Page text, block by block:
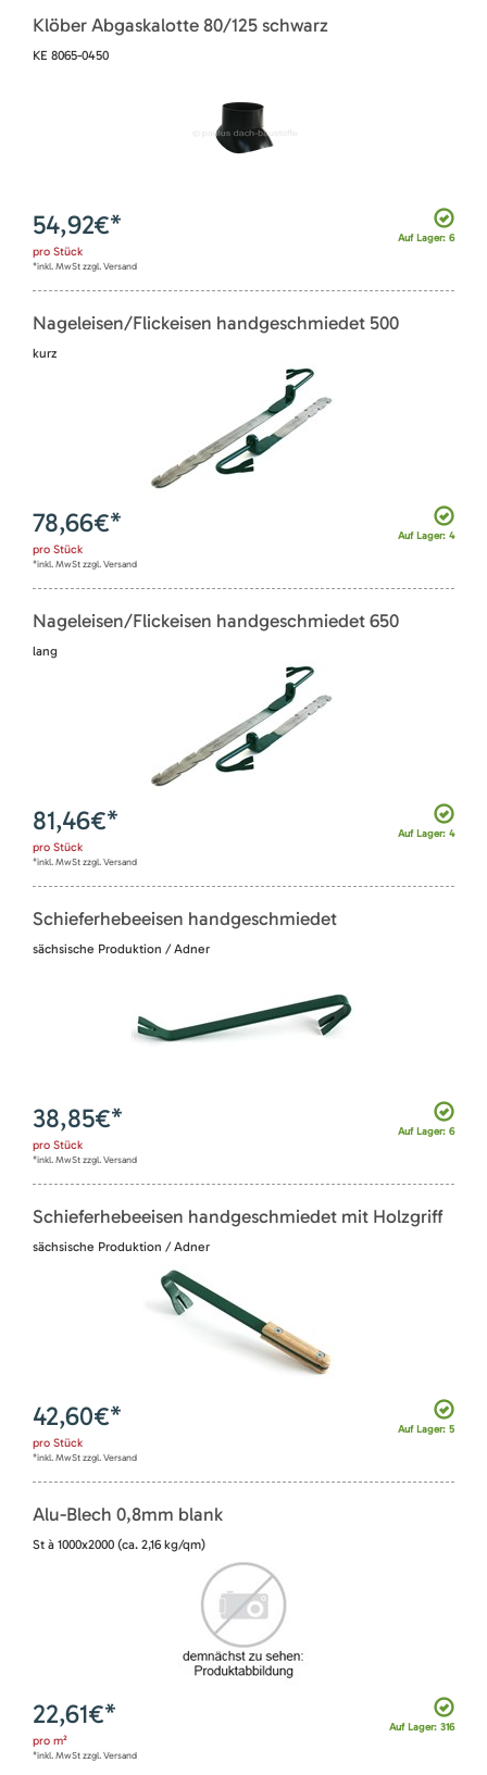
Klöber Abgaskalotte 80/125 schwarz
KE 8065-0450
Auf Lager: 6
54,92€*
pro Stück
*inkl. MwSt zzgl. Versand
Nageleisen/Flickeisen handgeschmiedet 500
kurz
Auf Lager: 4
78,66€*
pro Stück
*inkl. MwSt zzgl. Versand
Nageleisen/Flickeisen handgeschmiedet 650
lang
Auf Lager: 4
81,46€*
pro Stück
*inkl. MwSt zzgl. Versand
Schieferhebeeisen handgeschmiedet
sächsische Produktion / Adner
Auf Lager: 6
38,85€*
pro Stück
*inkl. MwSt zzgl. Versand
Schieferhebeeisen handgeschmiedet mit Holzgriff
sächsische Produktion / Adner
Auf Lager: 5
42,60€*
pro Stück
*inkl. MwSt zzgl. Versand
Alu-Blech 0,8mm blank
St à 1000x2000 (ca. 2,16 kg/qm)
Auf Lager: 316
22,61€*
pro m²
*inkl. MwSt zzgl. Versand